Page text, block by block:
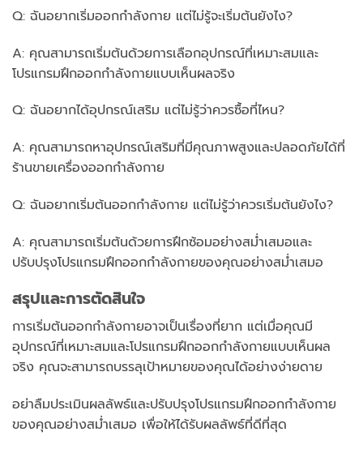
Q: ฉันอยากเริ่มออกกำลังกาย แต่ไม่รู้จะเริ่มต้นยังไง?
A: คุณสามารถเริ่มต้นด้วยการเลือกอุปกรณ์ที่เหมาะสมและ
โปรแกรมฝึกออกกำลังกายแบบเห็นผลจริง
Q: ฉันอยากได้อุปกรณ์เสริม แต่ไม่รู้ว่าควรซื้อที่ไหน?
A: คุณสามารถหาอุปกรณ์เสริมที่มีคุณภาพสูงและปลอดภัยได้ที่
ร้านขายเครื่องออกกำลังกาย
Q: ฉันอยากเริ่มต้นออกกำลังกาย แต่ไม่รู้ว่าควรเริ่มต้นยังไง?
A: คุณสามารถเริ่มต้นด้วยการฝึกซ้อมอย่างสม่ำเสมอและ
ปรับปรุงโปรแกรมฝึกออกกำลังกายของคุณอย่างสม่ำเสมอ
สรุปและการตัดสินใจ
การเริ่มต้นออกกำลังกายอาจเป็นเรื่องที่ยาก แต่เมื่อคุณมี
อุปกรณ์ที่เหมาะสมและโปรแกรมฝึกออกกำลังกายแบบเห็นผล
จริง คุณจะสามารถบรรลุเป้าหมายของคุณได้อย่างง่ายดาย
อย่าลืมประเมินผลลัพธ์และปรับปรุงโปรแกรมฝึกออกกำลังกาย
ของคุณอย่างสม่ำเสมอ เพื่อให้ได้รับผลลัพธ์ที่ดีที่สุด